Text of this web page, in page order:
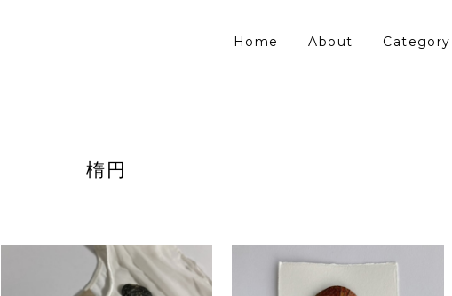
Home About Category
楕円